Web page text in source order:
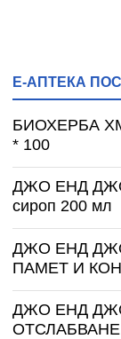
Е-АПТЕКА
БИОХЕРБА
* 100
ДЖО ЕНД
сироп 200 мл
ДЖО ЕНД
ПАМЕТ И
ДЖО ЕНД
ОТСЛАБВАНЕ